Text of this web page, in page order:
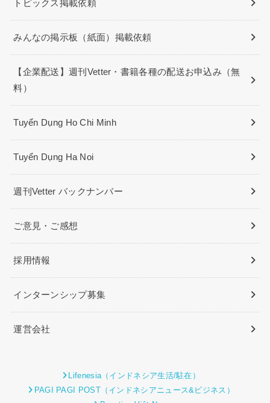
トピックス掲載依頼
みんなの掲示板（紙面）掲載依頼
【企業配送】週刊Vetter・書籍各種の配送お申込み（無
料）
Tuyển Dụng Ho Chi Minh
Tuyển Dụng Ha Noi
週刊Vetter バックナンバー
ご意見・ご感想
採用情報
インターンシップ募集
運営会社
Lifenesia（インドネシア生活/駐在）
PAGI PAGI POST（インドネシアニュース&ビジネス）